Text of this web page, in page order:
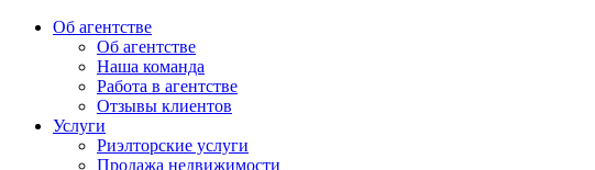
Об агентстве
Об агентстве
Наша команда
Работа в агентстве
Отзывы клиентов
Услуги
Риэлторские услуги
Продажа недвижимости